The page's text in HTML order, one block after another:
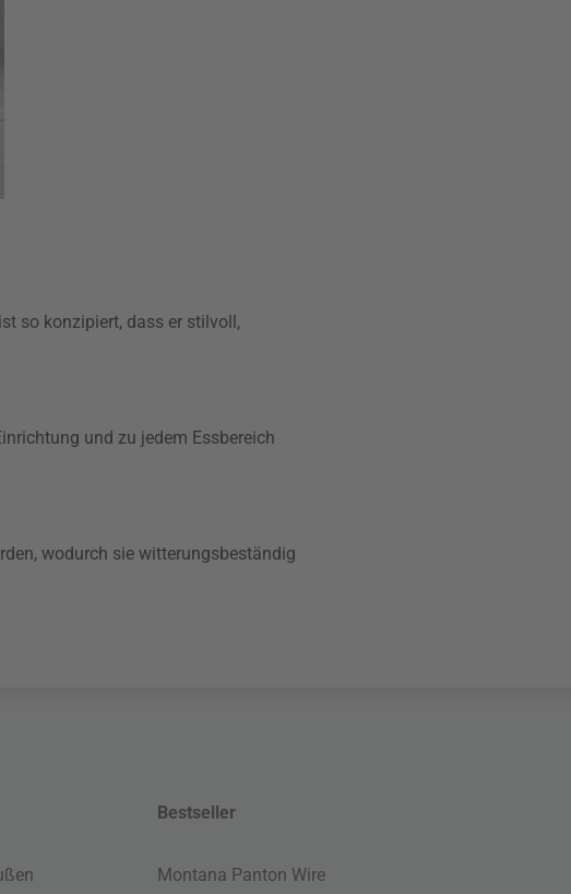
so konzipiert, dass er stilvoll,
und zu jedem Essbereich
wodurch sie witterungsbeständig
Bestseller
Montana Panton Wire